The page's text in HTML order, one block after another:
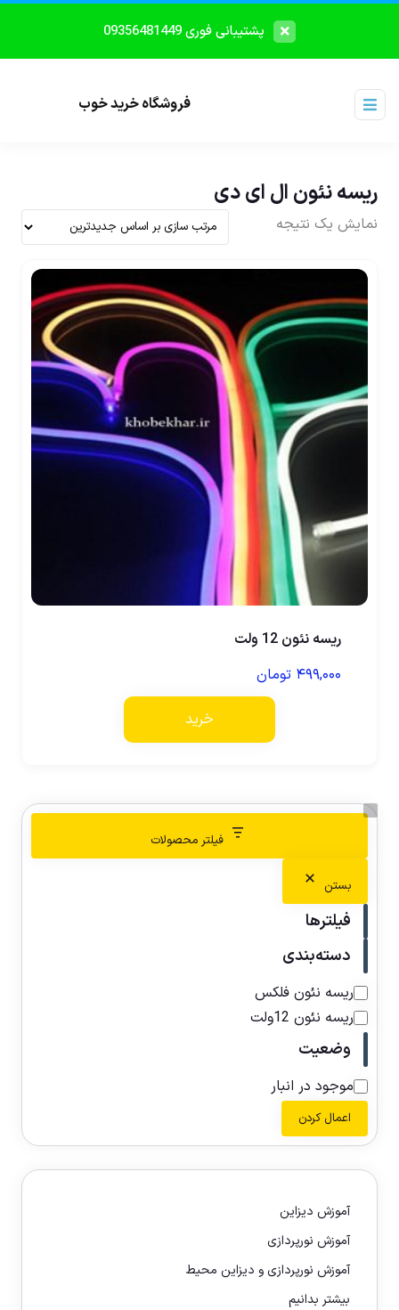
پشتیبانی فوری 09356481449
فروشگاه خرید خوب
ریسه نئون ال ای دی
نمایش یک نتیجه
ریسه نئون 12 ولت
۴۹۹,۰۰۰ تومان
خرید
فیلتر محصولات
بستن
فیلترها
دسته‌بندی
ریسه نئون فلکس
ریسه نئون 12ولت
وضعیت
موجود در انبار
اعمال کردن
آموزش دیزاین
آموزش نورپردازی
آموزش نورپردازی و دیزاین محیط
بیشتر بدانیم